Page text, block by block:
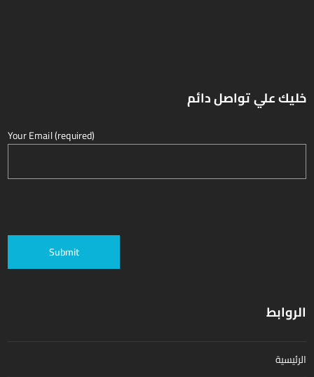
خليك علي تواصل دائم
Your Email (required)
الروابط
الرئيسية